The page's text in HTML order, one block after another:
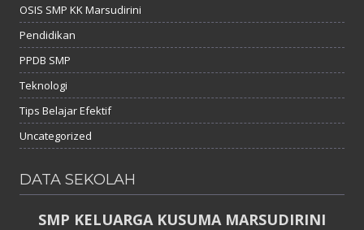
OSIS SMP KK Marsudirini
Pendidikan
PPDB SMP
Teknologi
Tips Belajar Efektif
Uncategorized
DATA SEKOLAH
SMP KELUARGA KUSUMA MARSUDIRINI